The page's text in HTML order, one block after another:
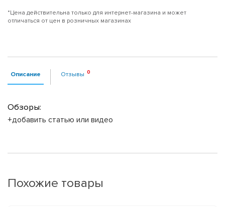
*Цена действительна только для интернет-магазина и может
отличаться от цен в розничных магазинах
Описание Отзывы
Обзоры:
+добавить статью или видео
Похожие товары